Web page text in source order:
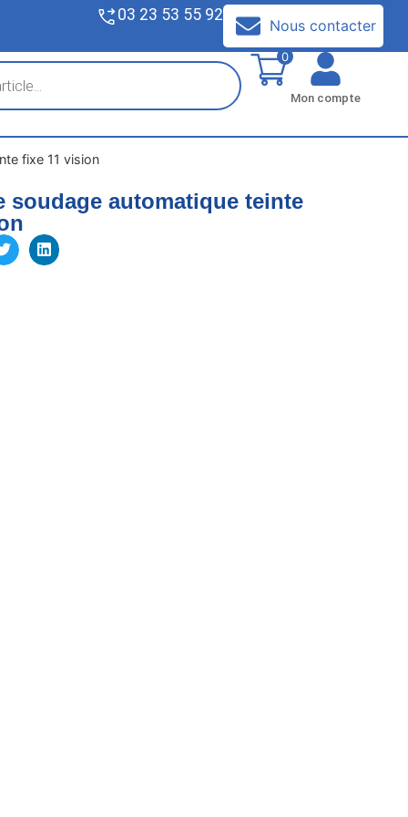
03 23 53 55 92
Nous contacter
0
Mon compte
fixe 11 vision
soudage automatique teinte